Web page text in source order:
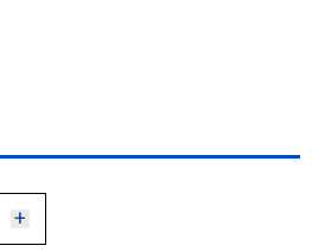
+